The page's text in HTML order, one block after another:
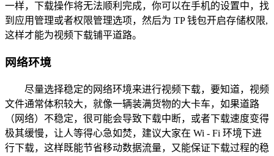
一样，下载操作将无法顺利完成，你可以在手机的设置中，找
到应用管理或者权限管理选项，然后为 TP 钱包开启存储权限,
这样才能为视频下载铺平道路。
网络环境
尽量选择稳定的网络环境来进行视频下载，要知道，视频
文件通常体积较大，就像一辆装满货物的大卡车，如果道路
（网络）不稳定，很可能会导致下载中断，或者下载速度变得
极其缓慢，让人等得心急如焚，建议大家在 Wi - Fi 环境下进
行下载，这样既能节省移动数据流量，又能保证下载过程的稳